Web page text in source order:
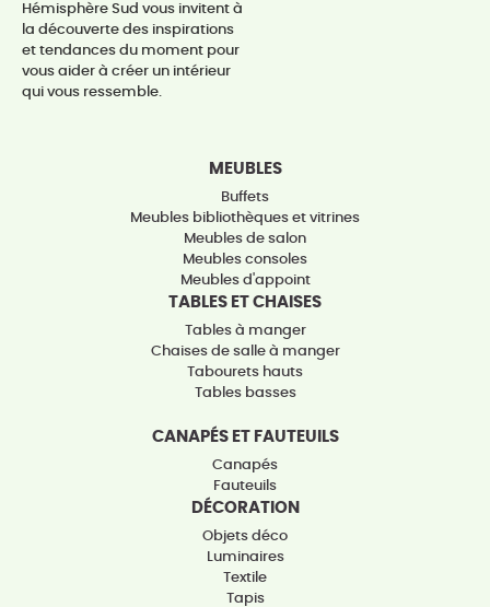
Hémisphère Sud vous invitent à
la découverte des inspirations
et tendances du moment pour
vous aider à créer un intérieur
qui vous ressemble.
MEUBLES
Buffets
Meubles bibliothèques et vitrines
Meubles de salon
Meubles consoles
Meubles d'appoint
TABLES ET CHAISES
Tables à manger
Chaises de salle à manger
Tabourets hauts
Tables basses
CANAPÉS ET FAUTEUILS
Canapés
Fauteuils
DÉCORATION
Objets déco
Luminaires
Textile
Tapis